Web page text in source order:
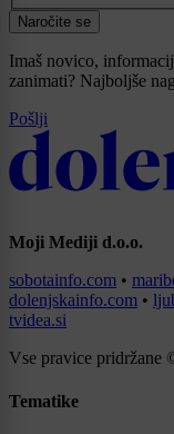
Naročite se
Imaš novico,
zanimati? Najboljše
Pošlji
Moji Mediji d.o.o.
sobotainfo.com •
dolenjskainfo.com •
tvidea.si
Vse pravice pridržane
Tematike